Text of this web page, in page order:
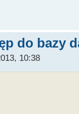
do bazy
10:38